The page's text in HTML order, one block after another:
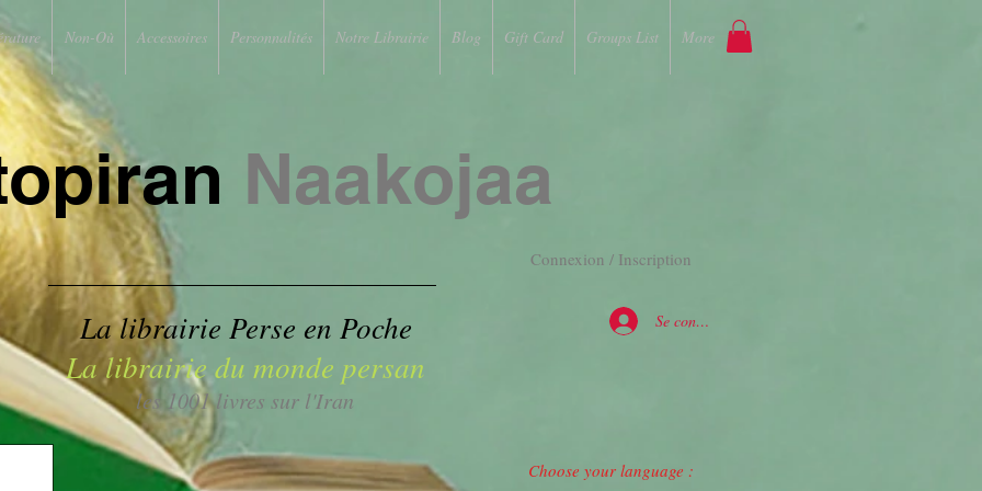
Non-Où Accessoires Personnalités Notre Librairie Blog Gift Card Groups List More
Connexion / Inscription
Naakojaa
La librairie Perse en Poche
La librairie du monde persan
Se connecter
les 1001 livres sur l'Iran
Choose your language :